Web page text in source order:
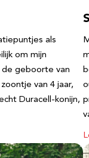
als
om mijn
de geboorte van
van 4 jaar,
Duracell-konijn,